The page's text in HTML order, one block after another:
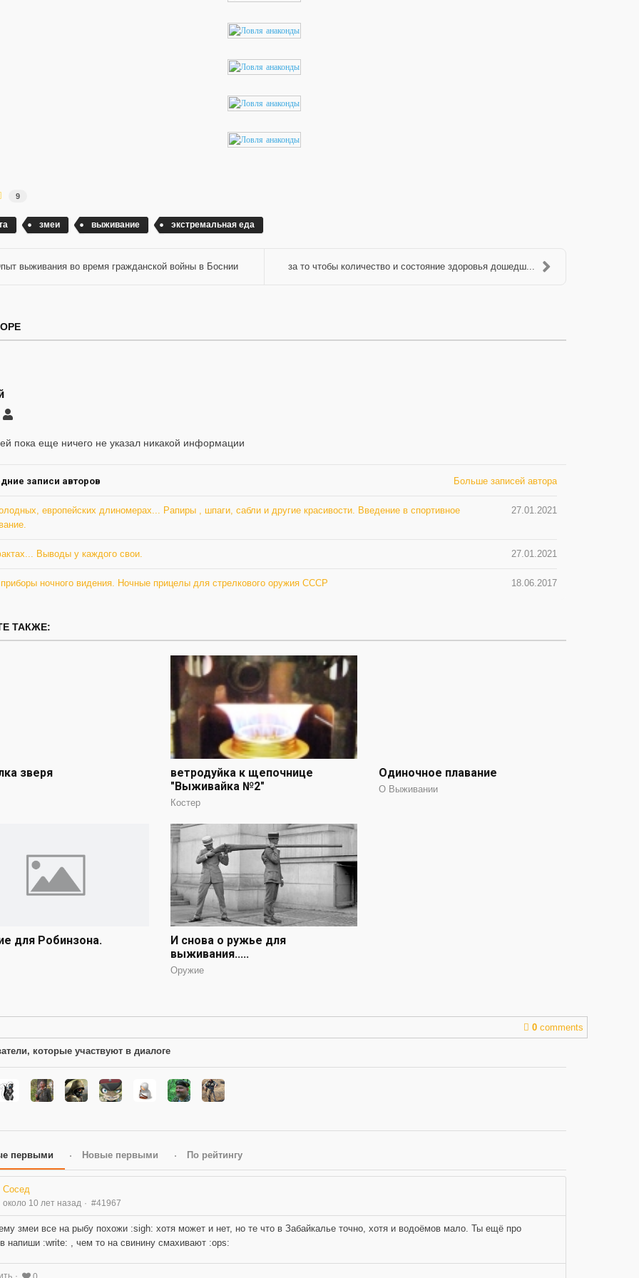
9
змеи выживание экстремальная еда
выживания во время гражданской войны в Боснии за то чтобы количество и состояние здоровья дошедш...
Андрей
пока еще ничего не указал никакой информации
записи авторов Больше записей автора
27.01.2021
европейских длиномерах... Рапиры , шпаги, сабли и другие красивости. Введение в спортивное
27.01.2021
Выводы у каждого свои.
18.06.2017
ночного видения. Ночные прицелы для стрелкового оружия СССР
ТАКЖЕ:
зверя
ветродуйка к щепочнице
"Выживайка №2"
Костер
Одиночное плавание
О Выживании
для Робинзона.
И снова о ружье для
выживания.....
Оружие
0 comments
которые участвуют в диалоге
первыми Новые первыми По рейтингу
Сосед
около 10 лет назад #41967
змеи все на рыбу похожи :sigh: хотя может и нет, но те что в Забайкалье точно, хотя и водоёмов мало. Ты ещё про
напиши :write: , чем то на свинину смахивают :ops: